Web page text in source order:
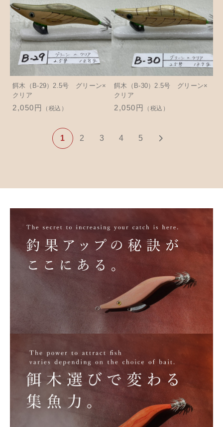
餌木（B-29）2.5号 グリーン×
クリア
2,050円 （税込）
餌木（B-30）2.5号 グリーン×
クリア
2,050円 （税込）
1 2 3 4 5